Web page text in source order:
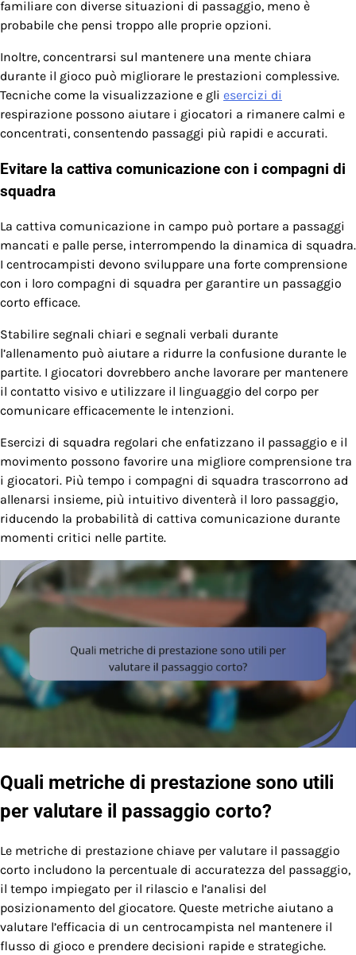
familiare con diverse situazioni di passaggio, meno è
probabile che pensi troppo alle proprie opzioni.
Inoltre, concentrarsi sul mantenere una mente chiara
durante il gioco può migliorare le prestazioni complessive.
Tecniche come la visualizzazione e gli esercizi di
respirazione possono aiutare i giocatori a rimanere calmi e
concentrati, consentendo passaggi più rapidi e accurati.
Evitare la cattiva comunicazione con i compagni di
squadra
La cattiva comunicazione in campo può portare a passaggi
mancati e palle perse, interrompendo la dinamica di squadra.
I centrocampisti devono sviluppare una forte comprensione
con i loro compagni di squadra per garantire un passaggio
corto efficace.
Stabilire segnali chiari e segnali verbali durante
l’allenamento può aiutare a ridurre la confusione durante le
partite. I giocatori dovrebbero anche lavorare per mantenere
il contatto visivo e utilizzare il linguaggio del corpo per
comunicare efficacemente le intenzioni.
Esercizi di squadra regolari che enfatizzano il passaggio e il
movimento possono favorire una migliore comprensione tra
i giocatori. Più tempo i compagni di squadra trascorrono ad
allenarsi insieme, più intuitivo diventerà il loro passaggio,
riducendo la probabilità di cattiva comunicazione durante
momenti critici nelle partite.
Quali metriche di prestazione sono utili
per valutare il passaggio corto?
Le metriche di prestazione chiave per valutare il passaggio
corto includono la percentuale di accuratezza del passaggio,
il tempo impiegato per il rilascio e l’analisi del
posizionamento del giocatore. Queste metriche aiutano a
valutare l’efficacia di un centrocampista nel mantenere il
flusso di gioco e prendere decisioni rapide e strategiche.